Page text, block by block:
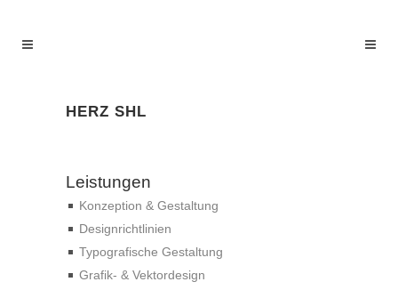
HERZ SHL
Leistungen
Konzeption & Gestaltung
Designrichtlinien
Typografische Gestaltung
Grafik- & Vektordesign